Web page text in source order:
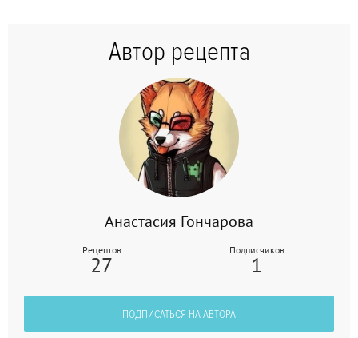
Автор рецепта
Анастасия Гончарова
Рецептов
27
Подписчиков
1
ПОДПИСАТЬСЯ НА АВТОРА